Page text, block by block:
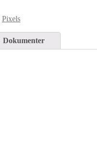
Pixels
Dokumenter